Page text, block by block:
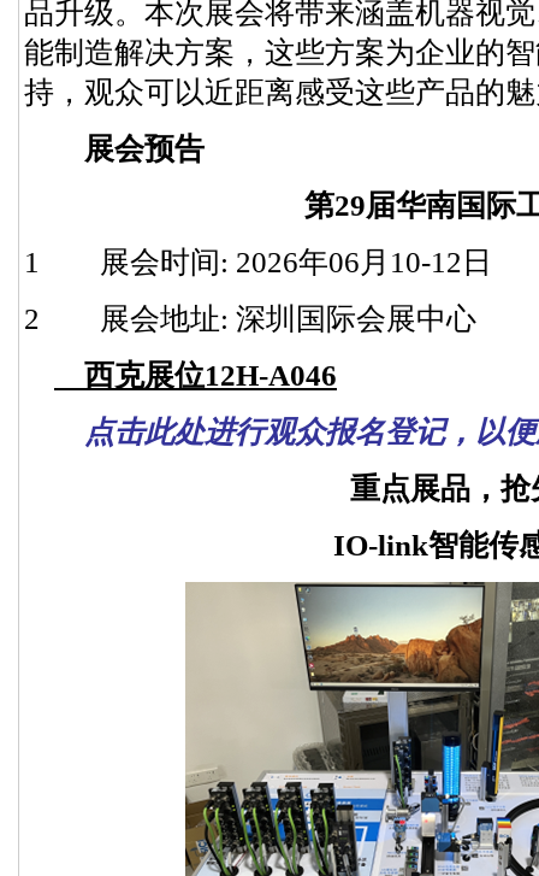
品升级。本次展会将带来涵盖机器视
能制造解决方案，这些方案为企业的
持，观众可以近距离感受这些产品的
展会预告
第29届华南国际
1 展会时间: 2026年06月10-12日
2 展会地址: 深圳国际会展中心
西克展位12H-A046
点击此处进行观众报名登记，以
重点展品，抢
IO-link智能传